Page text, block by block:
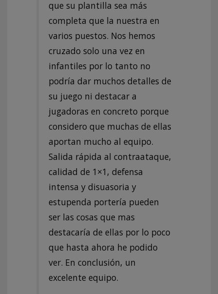
que su plantilla sea más
completa que la nuestra en
varios puestos. Nos hemos
cruzado solo una vez en
infantiles por lo tanto no
podría dar muchos detalles de
su juego ni destacar a
jugadoras en concreto porque
considero que muchas de ellas
aportan mucho al equipo.
Salida rápida al contraataque,
calidad de 1×1, defensa
intensa y disuasoria y
estupenda portería pueden
ser las cosas que mas
destacaría de ellas por lo poco
que hasta ahora he podido
ver. En conclusión, un
excelente equipo.